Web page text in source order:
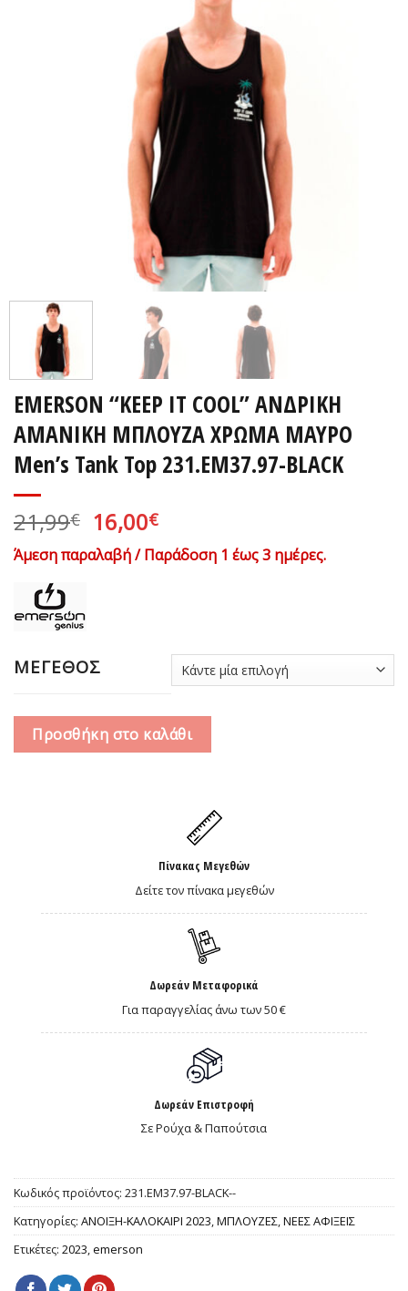
EMERSON “KEEP IT COOL” ΑΝΔΡΙΚΗ
ΑΜΑΝΙΚΗ ΜΠΛΟΥΖΑ ΧΡΩΜΑ ΜΑΥΡΟ
Men’s Tank Top 231.EM37.97-BLACK
21,99€ Original
price
was:
16,00€Η
τρέχουσα
τιμή
Άμεση παραλαβή / Παράδοση 1 έως 3 ημέρες.
ΜΕΓΕΘΟΣ
Προσθήκη στο καλάθι
Πίνακας Μεγεθών
Δείτε τον πίνακα μεγεθών
Δωρεάν Μεταφορικά
Για παραγγελίας άνω των 50 €
Δωρεάν Επιστροφή
Σε Ρούχα & Παπούτσια
Κωδικός προϊόντος: 231.EM37.97-BLACK--
Κατηγορίες: ΑΝΟΙΞΗ-ΚΑΛΟΚΑΙΡΙ 2023,ΜΠΛΟΥΖΕΣ,ΝΕΕΣ ΑΦΙΞΕΙΣ
Ετικέτες: 2023,emerson